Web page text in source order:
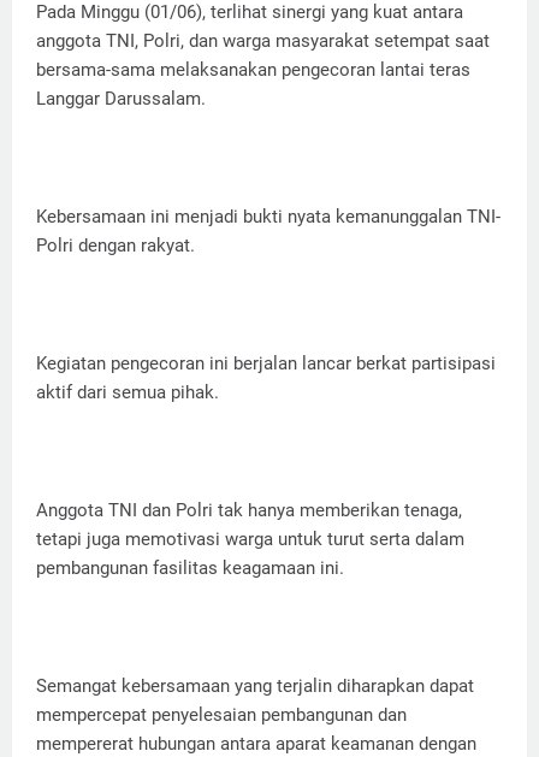
Pada Minggu (01/06), terlihat sinergi yang kuat antara
anggota TNI, Polri, dan warga masyarakat setempat saat
bersama-sama melaksanakan pengecoran lantai teras
Langgar Darussalam.
Kebersamaan ini menjadi bukti nyata kemanunggalan TNI-
Polri dengan rakyat.
Kegiatan pengecoran ini berjalan lancar berkat partisipasi
aktif dari semua pihak.
Anggota TNI dan Polri tak hanya memberikan tenaga,
tetapi juga memotivasi warga untuk turut serta dalam
pembangunan fasilitas keagamaan ini.
Semangat kebersamaan yang terjalin diharapkan dapat
mempercepat penyelesaian pembangunan dan
mempererat hubungan antara aparat keamanan dengan